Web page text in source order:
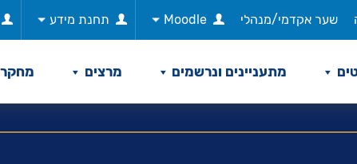
שער אקדמי/מנהלי Moodle תחנת מידע
מתעניינים ונרשמים מרצים מחקר